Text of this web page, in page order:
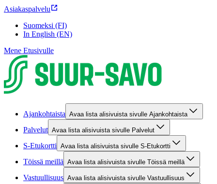
Asiakaspalvelu
Suomeksi (FI)
In English (EN)
Mene Etusivulle
Ajankohtaista Avaa lista alisivuista sivulle Ajankohtaista
Palvelut Avaa lista alisivuista sivulle Palvelut
S-Etukortti Avaa lista alisivuista sivulle S-Etukortti
Töissä meillä Avaa lista alisivuista sivulle Töissä meillä
Vastuullisuus Avaa lista alisivuista sivulle Vastuullisuus